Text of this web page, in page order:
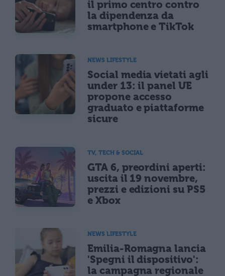
il primo centro contro
la dipendenza da
smartphone e TikTok
NEWS LIFESTYLE
Social media vietati agli
under 13: il panel UE
propone accesso
graduato e piattaforme
sicure
TV, TECH & SOCIAL
GTA 6, preordini aperti:
uscita il 19 novembre,
prezzi e edizioni su PS5
e Xbox
NEWS LIFESTYLE
Emilia-Romagna lancia
'Spegni il dispositivo':
la campagna regionale